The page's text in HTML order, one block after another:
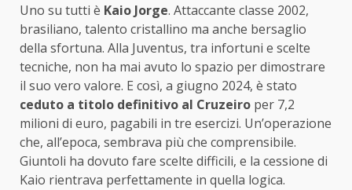
Uno su tutti è Kaio Jorge. Attaccante classe 2002,
brasiliano, talento cristallino ma anche bersaglio
della sfortuna. Alla Juventus, tra infortuni e scelte
tecniche, non ha mai avuto lo spazio per dimostrare
il suo vero valore. E così, a giugno 2024, è stato
ceduto a titolo definitivo al Cruzeiro per 7,2
milioni di euro, pagabili in tre esercizi. Un’operazione
che, all’epoca, sembrava più che comprensibile.
Giuntoli ha dovuto fare scelte difficili, e la cessione di
Kaio rientrava perfettamente in quella logica.